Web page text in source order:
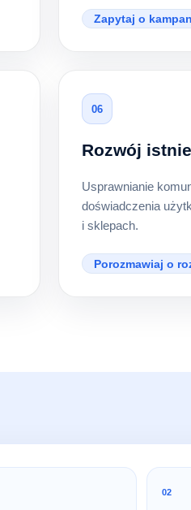
Zapytaj o
06
Rozwój
Usprawnianie
doświadczenia
i sklepach.
Porozmawiaj o
02